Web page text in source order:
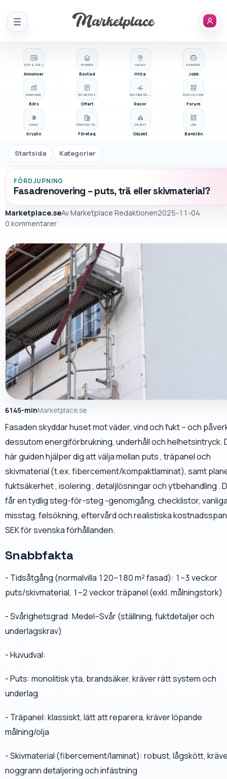
Meny
KÖP & SÄLJ
Annonser
BOENDE
Bostad
OBJEKT
Objekt
BE OM PRIS
Offert
Företag
LÅN
Banklån
MARKNAD
Börs
LOKALT
Hitta
KARRIÄR
Jobb
Resor
COINS
Krypto
DISKUSSION
Forum
Startsida Kategorier
FÖRDJUPNING
Fasadrenovering – puts, trä eller skivmaterial?
Marketplace.seAvMarketplace Redaktionen2025-11-04
0 kommentarer
6145-minMarketplace.se
Fasaden skyddar huset mot väder, vind och fukt – och
dessutom energiförbrukning, underhåll och helhetsintryck.
här guiden hjälper dig att välja mellan puts , träpanel och
skivmaterial (t.ex. fibercement/kompaktlaminat), samt
fuktsäkerhet , isolering , detaljlösningar och ytbehandling .
får en tydlig steg-för-steg -genomgång, checklistor,
misstag, felsökning, eftervård och realistiska
SEK för svenska förhållanden.
Snabbfakta
- Tidsåtgång (normalvilla 120–180 m² fasad): 1–3 veckor
puts/skivmaterial, 1–2 veckor träpanel (exkl. målningstork)
- Svårighetsgrad: Medel–Svår (ställning, fuktdetaljer och
underlagskrav)
- Huvudval:
- Puts: monolitisk yta, brandsäker, kräver rätt system och
underlag
- Träpanel: klassiskt, lätt att reparera, kräver löpande
målning/olja
- Skivmaterial (fibercement/laminat): robust, lågskött,
noggrann detaljering och infästning